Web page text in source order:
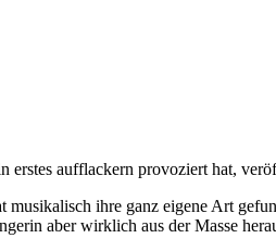
erstes aufflackern provoziert hat,
ihre ganz eigene Art
aber wirklich aus der Masse